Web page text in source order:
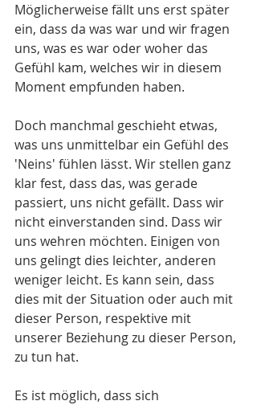
Möglicherweise fällt uns erst später
ein, dass da was war und wir fragen
uns, was es war oder woher das
Gefühl kam, welches wir in diesem
Moment empfunden haben.
Doch manchmal geschieht etwas,
was uns unmittelbar ein Gefühl des
'Neins' fühlen lässt. Wir stellen ganz
klar fest, dass das, was gerade
passiert, uns nicht gefällt. Dass wir
nicht einverstanden sind. Dass wir
uns wehren möchten. Einigen von
uns gelingt dies leichter, anderen
weniger leicht. Es kann sein, dass
dies mit der Situation oder auch mit
dieser Person, respektive mit
unserer Beziehung zu dieser Person,
zu tun hat.
Es ist möglich, dass sich